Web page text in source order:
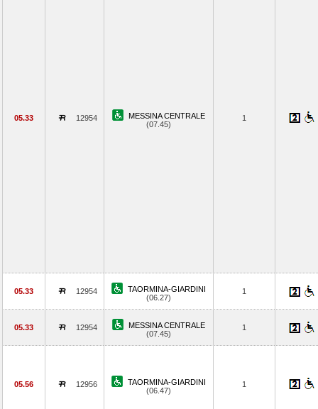
05.33 12954
MESSINA CENTRALE
(07.45)
1
05.33 12954
TAORMINA-GIARDINI
(06.27)
1
05.33 12954
MESSINA CENTRALE
(07.45)
1
05.56 12956
TAORMINA-GIARDINI
(06.47)
1